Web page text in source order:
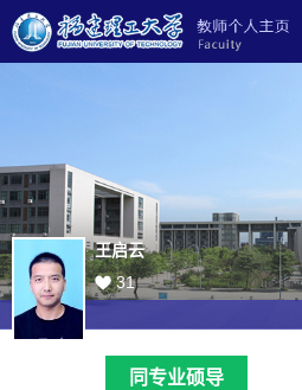
王启云
31
同专业硕导